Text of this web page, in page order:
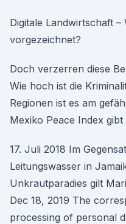
Digitale Landwirtschaft –
vorgezeichnet?
Doch verzerren diese
Wie hoch ist die
Regionen ist es am
Mexiko Peace Index
17. Juli 2018 Im
Leitungswasser in
Unkrautparadies gilt
Dec 18, 2019 The
processing of personal